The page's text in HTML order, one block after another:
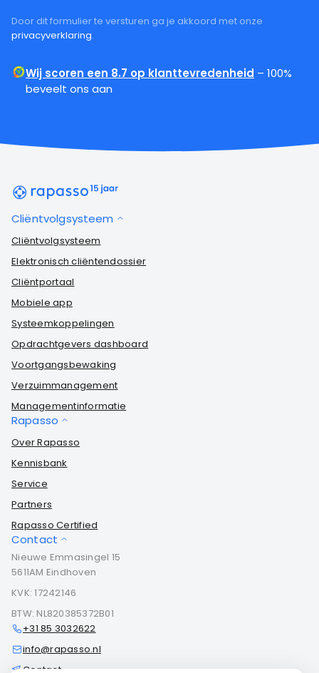
Door dit formulier te versturen ga je akkoord met onze
privacyverklaring.
Wij scoren een 8.7 op klanttevredenheid – 100%
beveelt ons aan
Cliëntvolgsysteem
Cliëntvolgsysteem
Elektronisch cliëntendossier
Cliëntportaal
Mobiele app
Systeemkoppelingen
Opdrachtgevers dashboard
Voortgangsbewaking
Verzuimmanagement
Managementinformatie
Rapasso
Over Rapasso
Kennisbank
Service
Partners
Rapasso Certified
Contact
Nieuwe Emmasingel 15
5611AM Eindhoven
KVK: 17242146
BTW: NL820385372B01
+31 85 3032622
info@rapasso.nl
Contact